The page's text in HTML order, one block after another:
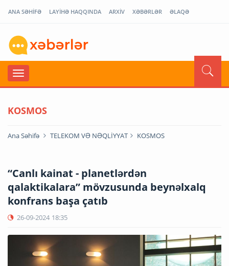
ANA SƏHİFƏ LAYİHƏ HAQQINDA ARXİV XƏBƏRLƏR ƏLAQƏ
KOSMOS
Ana Səhifə TELEKOM VƏ NƏQLİYYAT KOSMOS
“Canlı kainat - planetlərdən
qalaktikalara” mövzusunda beynəlxalq
konfrans başa çatıb
26-09-2024 18:35